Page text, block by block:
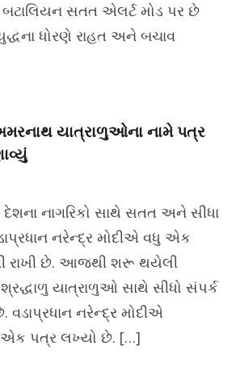
સતત એલર્ટ મોડ પર છે
ધોરણે રાહત અને બચાવ
યાત્રાળુઓના નામે પત્ર
દેશના નાગરિકો સાથે સતત અને સીધા
નરેન્દ્ર મોદીએ વધુ એક
રાખી છે. આજથી શરૂ થયેલી
યાત્રાળુઓ સાથે સીધો સંપર્ક
વડાપ્રધાન નરેન્દ્ર મોદીએ
એક પત્ર લખ્યો છે. […]